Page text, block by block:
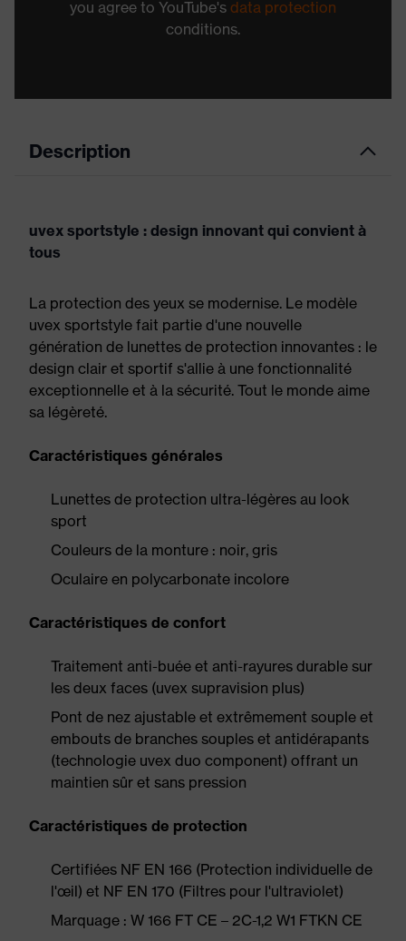
you agree to YouTube's data protection
conditions.
Description
uvex sportstyle : design innovant qui convient à
tous
La protection des yeux se modernise. Le modèle
uvex sportstyle fait partie d'une nouvelle
génération de lunettes de protection innovantes : le
design clair et sportif s'allie à une fonctionnalité
exceptionnelle et à la sécurité. Tout le monde aime
sa légèreté.
Caractéristiques générales
Lunettes de protection ultra-légères au look
sport
Couleurs de la monture : noir, gris
Oculaire en polycarbonate incolore
Caractéristiques de confort
Traitement anti-buée et anti-rayures durable sur
les deux faces (uvex supravision plus)
Pont de nez ajustable et extrêmement souple et
embouts de branches souples et antidérapants
(technologie uvex duo component) offrant un
maintien sûr et sans pression
Caractéristiques de protection
Certifiées NF EN 166 (Protection individuelle de
l'œil) et NF EN 170 (Filtres pour l'ultraviolet)
Marquage : W 166 FT CE – 2C-1,2 W1 FTKN CE